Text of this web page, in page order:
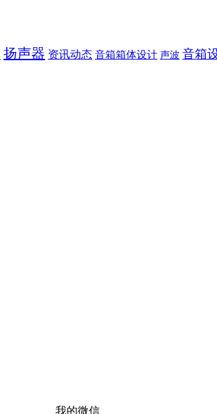
扬声器 资讯动态 音箱箱体设计 声波 音箱
我的微信